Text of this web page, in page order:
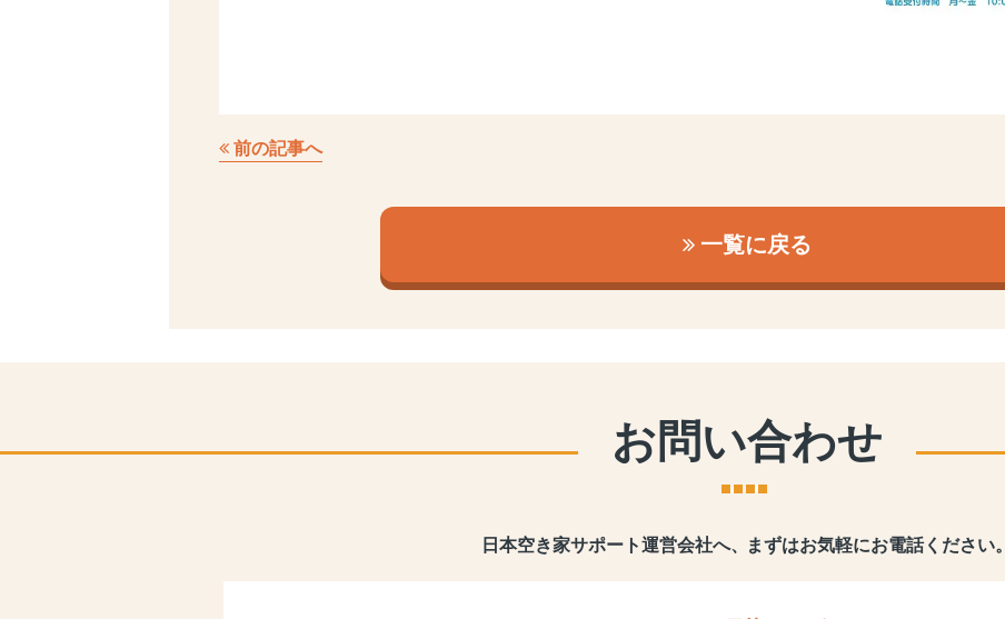
前の記事へ
一覧に戻る
お問い合わせ
日本空き家サポート運営会社へ、 まずはお気軽にお電話ください。